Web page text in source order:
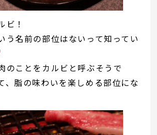
ビ！
う名前の部位はないって知ってい
のことをカルビと呼ぶそうで
、脂の味わいを楽しめる部位にな